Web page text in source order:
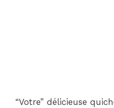
“Votre” délicieuse